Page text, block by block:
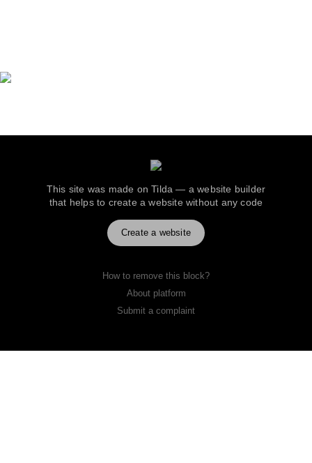
This site was made onTilda — a website builder
that helps to create a website without any code
Create a website
How to remove this block?
About platform
Submit a complaint